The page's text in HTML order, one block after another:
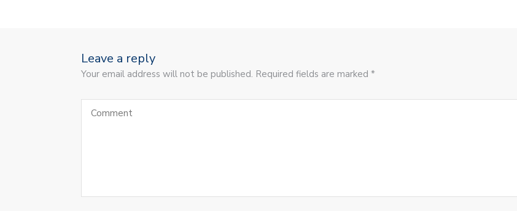
Leave a reply
Your email address will not be published. Required fields are marked *